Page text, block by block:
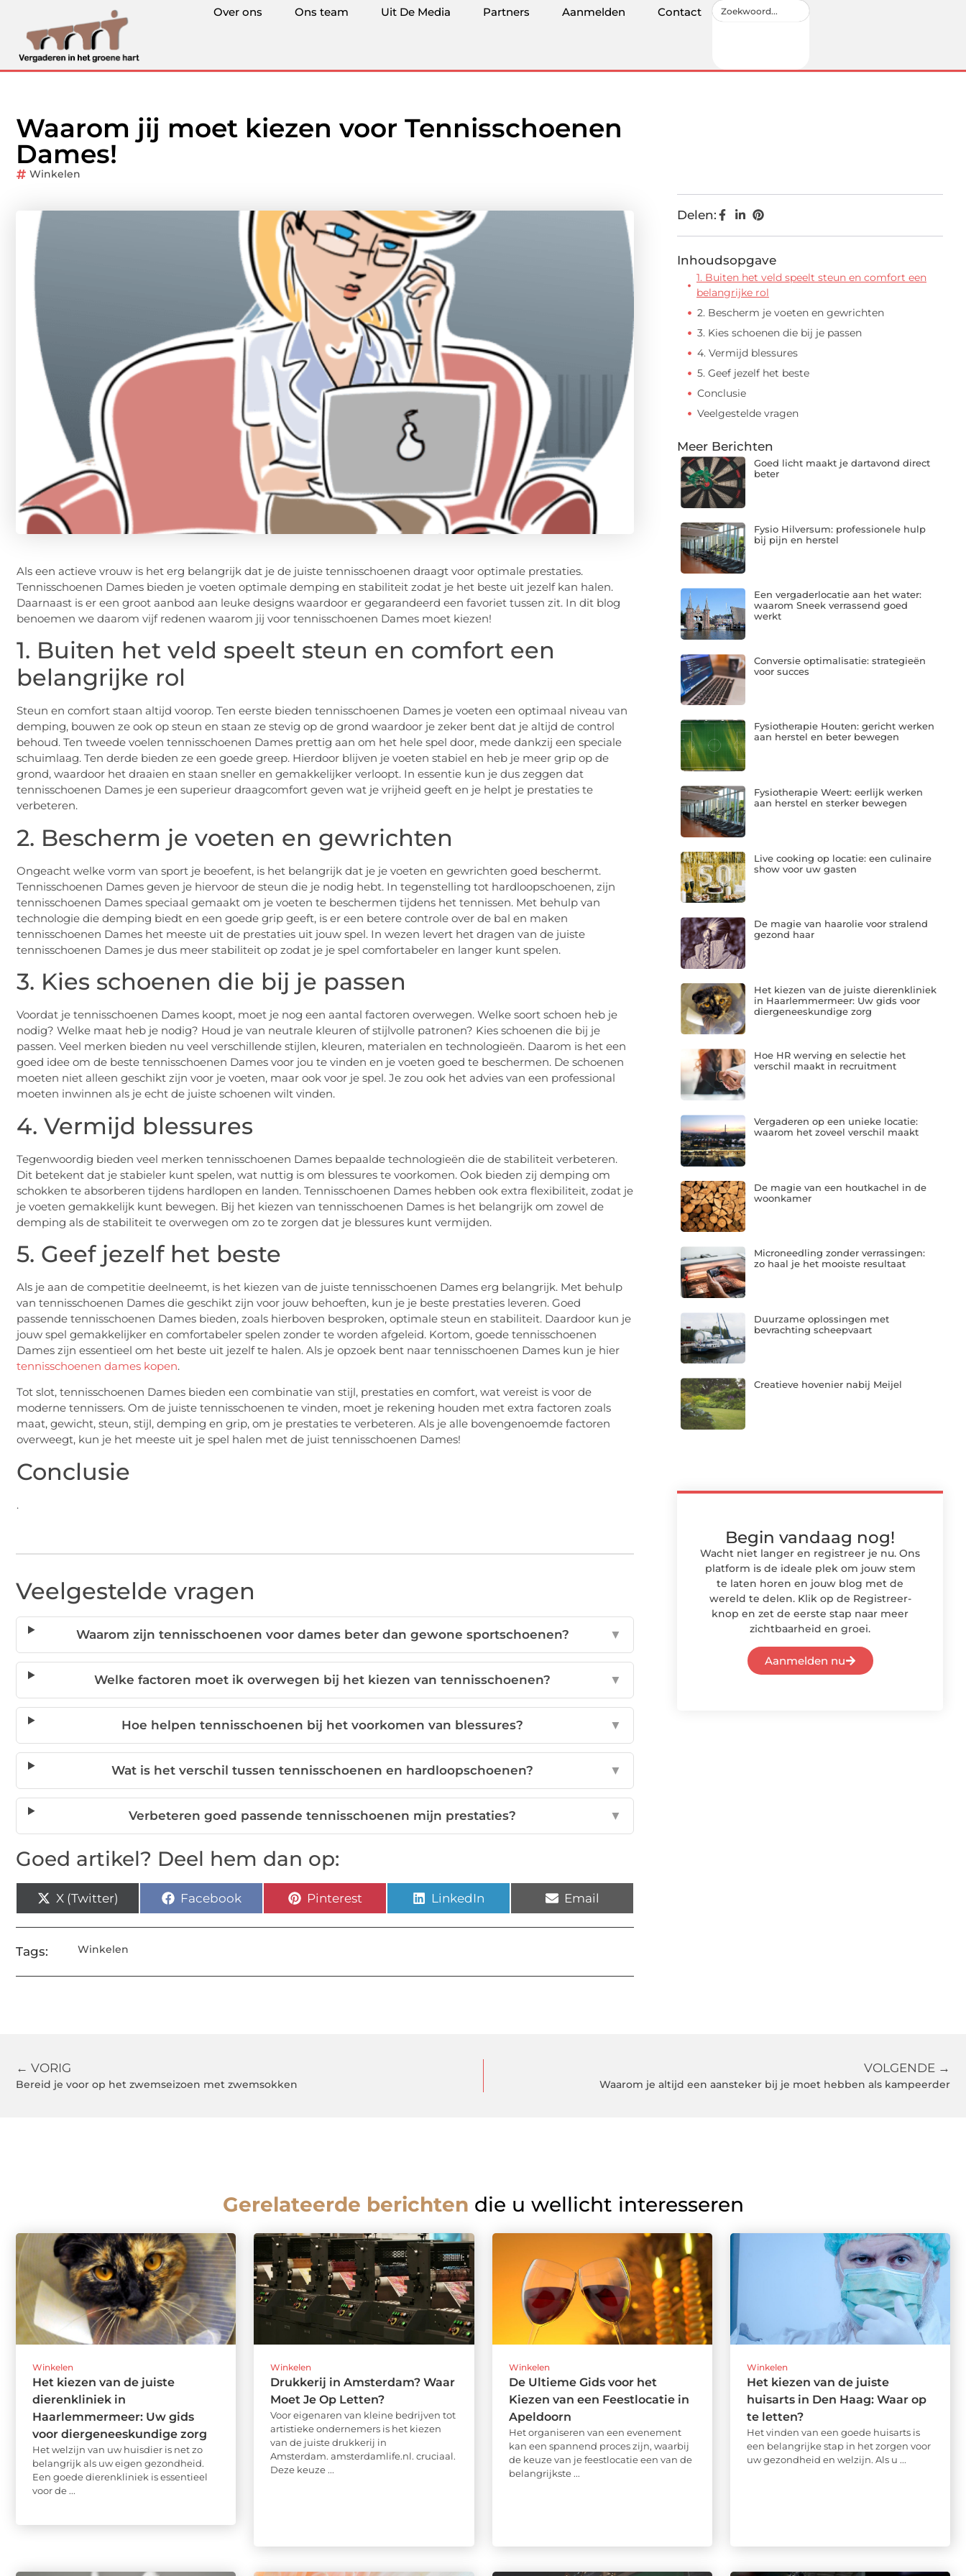
Over ons Ons team Uit De Media Partners Aanmelden Contact
Waarom jij moet kiezen voor Tennisschoenen
Dames!
Winkelen
Als een actieve vrouw is het erg belangrijk dat je de juiste tennisschoenen draagt voor optimale prestaties.
Tennisschoenen Dames bieden je voeten optimale demping en stabiliteit zodat je het beste uit jezelf kan halen.
Daarnaast is er een groot aanbod aan leuke designs waardoor er gegarandeerd een favoriet tussen zit. In dit blog
benoemen we daarom vijf redenen waarom jij voor tennisschoenen Dames moet kiezen!
1. Buiten het veld speelt steun en comfort een
belangrijke rol
Steun en comfort staan altijd voorop. Ten eerste bieden tennisschoenen Dames je voeten een optimaal niveau van
demping, bouwen ze ook op steun en staan ze stevig op de grond waardoor je zeker bent dat je altijd de control
behoud. Ten tweede voelen tennisschoenen Dames prettig aan om het hele spel door, mede dankzij een speciale
schuimlaag. Ten derde bieden ze een goede greep. Hierdoor blijven je voeten stabiel en heb je meer grip op de
grond, waardoor het draaien en staan sneller en gemakkelijker verloopt. In essentie kun je dus zeggen dat
tennisschoenen Dames je een superieur draagcomfort geven wat je vrijheid geeft en je helpt je prestaties te
verbeteren.
2. Bescherm je voeten en gewrichten
Ongeacht welke vorm van sport je beoefent, is het belangrijk dat je je voeten en gewrichten goed beschermt.
Tennisschoenen Dames geven je hiervoor de steun die je nodig hebt. In tegenstelling tot hardloopschoenen, zijn
tennisschoenen Dames speciaal gemaakt om je voeten te beschermen tijdens het tennissen. Met behulp van
technologie die demping biedt en een goede grip geeft, is er een betere controle over de bal en maken
tennisschoenen Dames het meeste uit de prestaties uit jouw spel. In wezen levert het dragen van de juiste
tennisschoenen Dames je dus meer stabiliteit op zodat je je spel comfortabeler en langer kunt spelen.
3. Kies schoenen die bij je passen
Voordat je tennisschoenen Dames koopt, moet je nog een aantal factoren overwegen. Welke soort schoen heb je
nodig? Welke maat heb je nodig? Houd je van neutrale kleuren of stijlvolle patronen? Kies schoenen die bij je
passen. Veel merken bieden nu veel verschillende stijlen, kleuren, materialen en technologieën. Daarom is het een
goed idee om de beste tennisschoenen Dames voor jou te vinden en je voeten goed te beschermen. De schoenen
moeten niet alleen geschikt zijn voor je voeten, maar ook voor je spel. Je zou ook het advies van een professional
moeten inwinnen als je echt de juiste schoenen wilt vinden.
4. Vermijd blessures
Tegenwoordig bieden veel merken tennisschoenen Dames bepaalde technologieën die de stabiliteit verbeteren.
Dit betekent dat je stabieler kunt spelen, wat nuttig is om blessures te voorkomen. Ook bieden zij demping om
schokken te absorberen tijdens hardlopen en landen. Tennisschoenen Dames hebben ook extra flexibiliteit, zodat je
je voeten gemakkelijk kunt bewegen. Bij het kiezen van tennisschoenen Dames is het belangrijk om zowel de
demping als de stabiliteit te overwegen om zo te zorgen dat je blessures kunt vermijden.
5. Geef jezelf het beste
Als je aan de competitie deelneemt, is het kiezen van de juiste tennisschoenen Dames erg belangrijk. Met behulp
van tennisschoenen Dames die geschikt zijn voor jouw behoeften, kun je je beste prestaties leveren. Goed
passende tennisschoenen Dames bieden, zoals hierboven besproken, optimale steun en stabiliteit. Daardoor kun je
jouw spel gemakkelijker en comfortabeler spelen zonder te worden afgeleid. Kortom, goede tennisschoenen
Dames zijn essentieel om het beste uit jezelf te halen. Als je opzoek bent naar tennisschoenen Dames kun je hier
tennisschoenen dames kopen.
Tot slot, tennisschoenen Dames bieden een combinatie van stijl, prestaties en comfort, wat vereist is voor de
moderne tennissers. Om de juiste tennisschoenen te vinden, moet je rekening houden met extra factoren zoals
maat, gewicht, steun, stijl, demping en grip, om je prestaties te verbeteren. Als je alle bovengenoemde factoren
overweegt, kun je het meeste uit je spel halen met de juist tennisschoenen Dames!
Conclusie
.
Veelgestelde vragen
Waarom zijn tennisschoenen voor dames beter dan gewone sportschoenen? ▼
Welke factoren moet ik overwegen bij het kiezen van tennisschoenen? ▼
Hoe helpen tennisschoenen bij het voorkomen van blessures? ▼
Wat is het verschil tussen tennisschoenen en hardloopschoenen? ▼
Verbeteren goed passende tennisschoenen mijn prestaties? ▼
Goed artikel? Deel hem dan op:
X (Twitter) Facebook Pinterest LinkedIn Email
Tags: Winkelen
Delen:
Inhoudsopgave
1. Buiten het veld speelt steun en comfort een
belangrijke rol
2. Bescherm je voeten en gewrichten
3. Kies schoenen die bij je passen
4. Vermijd blessures
5. Geef jezelf het beste
Conclusie
Veelgestelde vragen
Meer Berichten
Goed licht maakt je dartavond direct
beter
Fysio Hilversum: professionele hulp
bij pijn en herstel
Een vergaderlocatie aan het water:
waarom Sneek verrassend goed
werkt
Conversie optimalisatie: strategieën
voor succes
Fysiotherapie Houten: gericht werken
aan herstel en beter bewegen
Fysiotherapie Weert: eerlijk werken
aan herstel en sterker bewegen
Live cooking op locatie: een culinaire
show voor uw gasten
De magie van haarolie voor stralend
gezond haar
Het kiezen van de juiste dierenkliniek
in Haarlemmermeer: Uw gids voor
diergeneeskundige zorg
Hoe HR werving en selectie het
verschil maakt in recruitment
Vergaderen op een unieke locatie:
waarom het zoveel verschil maakt
De magie van een houtkachel in de
woonkamer
Microneedling zonder verrassingen:
zo haal je het mooiste resultaat
Duurzame oplossingen met
bevrachting scheepvaart
Creatieve hovenier nabij Meijel
Begin vandaag nog!
Wacht niet langer en registreer je nu. Ons
platform is de ideale plek om jouw stem
te laten horen en jouw blog met de
wereld te delen. Klik op de Registreer-
knop en zet de eerste stap naar meer
zichtbaarheid en groei.
Aanmelden nu
← VORIG
Bereid je voor op het zwemseizoen met zwemsokken
VOLGENDE →
Waarom je altijd een aansteker bij je moet hebben als kampeerder
Gerelateerde berichten die u wellicht interesseren
Winkelen
Het kiezen van de juiste
dierenkliniek in
Haarlemmermeer: Uw gids
voor diergeneeskundige zorg
Het welzijn van uw huisdier is net zo
belangrijk als uw eigen gezondheid.
Een goede dierenkliniek is essentieel
voor de ...
Winkelen
Drukkerij in Amsterdam? Waar
Moet Je Op Letten?
Voor eigenaren van kleine bedrijven tot
artistieke ondernemers is het kiezen
van de juiste drukkerij in
Amsterdam. amsterdamlife.nl. cruciaal.
Deze keuze ...
Winkelen
De Ultieme Gids voor het
Kiezen van een Feestlocatie in
Apeldoorn
Het organiseren van een evenement
kan een spannend proces zijn, waarbij
de keuze van je feestlocatie een van de
belangrijkste ...
Winkelen
Het kiezen van de juiste
huisarts in Den Haag: Waar op
te letten?
Het vinden van een goede huisarts is
een belangrijke stap in het zorgen voor
uw gezondheid en welzijn. Als u ...